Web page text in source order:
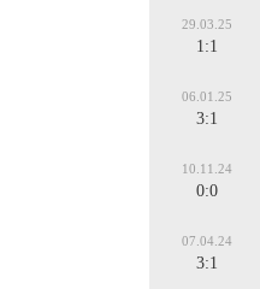
29.03.25
1:1
06.01.25
3:1
10.11.24
0:0
07.04.24
3:1